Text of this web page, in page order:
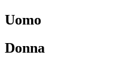
Uomo
Donna